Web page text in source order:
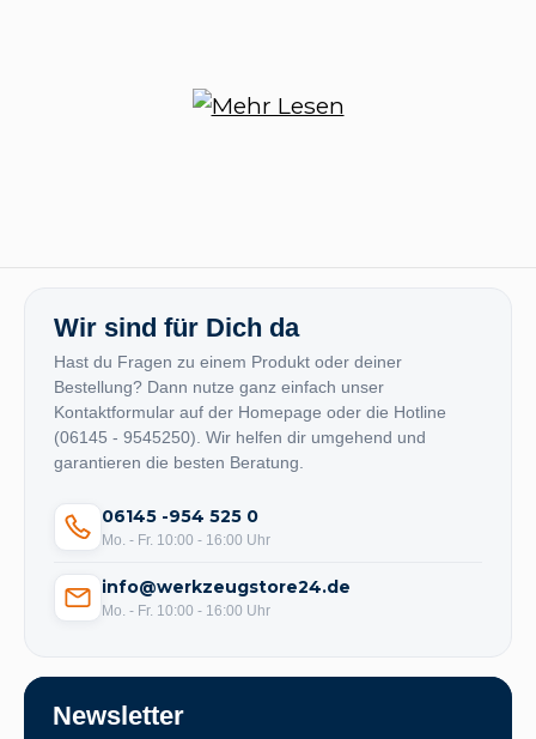
Wir sind für Dich da
Hast du Fragen zu einem Produkt oder deiner
Bestellung? Dann nutze ganz einfach unser
Kontaktformular auf der Homepage oder die Hotline
(06145 - 9545250). Wir helfen dir umgehend und
garantieren die besten Beratung.
06145 -954 525 0
Mo. - Fr. 10:00 - 16:00 Uhr
info@werkzeugstore24.de
Mo. - Fr. 10:00 - 16:00 Uhr
Newsletter